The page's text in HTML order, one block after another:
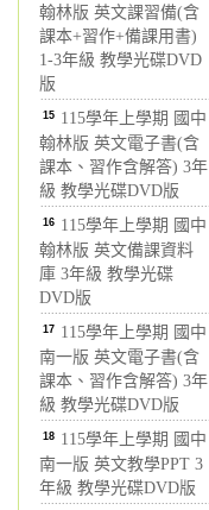
翰林版 英文課習備(含
課本+習作+備課用書)
1-3年級 教學光碟DVD
版
15 115學年上學期 國中
翰林版 英文電子書(含
課本、習作含解答) 3年
級 教學光碟DVD版
16 115學年上學期 國中
翰林版 英文備課資料
庫 3年級 教學光碟
DVD版
17 115學年上學期 國中
南一版 英文電子書(含
課本、習作含解答) 3年
級 教學光碟DVD版
18 115學年上學期 國中
南一版 英文教學PPT 3
年級 教學光碟DVD版